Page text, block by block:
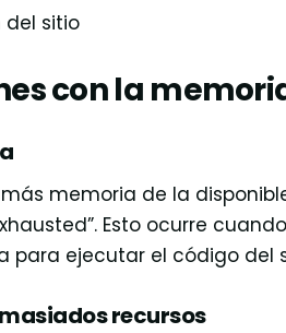
del sitio
con la
memoria de la
Esto ocurre
para ejecutar el código del
recursos